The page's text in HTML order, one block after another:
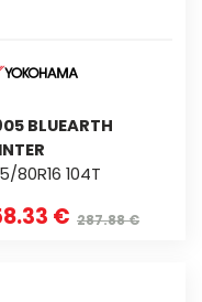
BLUEARTH
80R16 104T
€ 287.88 €